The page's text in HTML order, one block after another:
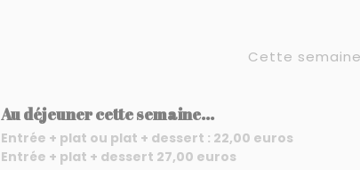
Cette
Au déjeuner cette semaine...
Entrée + plat ou plat + dessert : 22,00 euros
Entrée + plat + dessert 27,00 euros